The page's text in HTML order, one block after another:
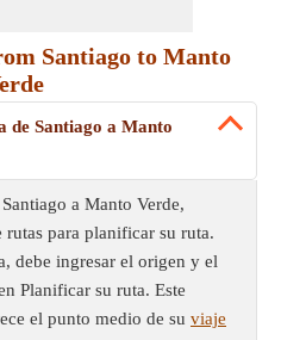
Santiago to Manto
de Santiago a Manto
a Manto Verde,
para planificar su ruta.
debe ingresar el origen y el
Planificar su ruta. Este
el punto medio de su viaje